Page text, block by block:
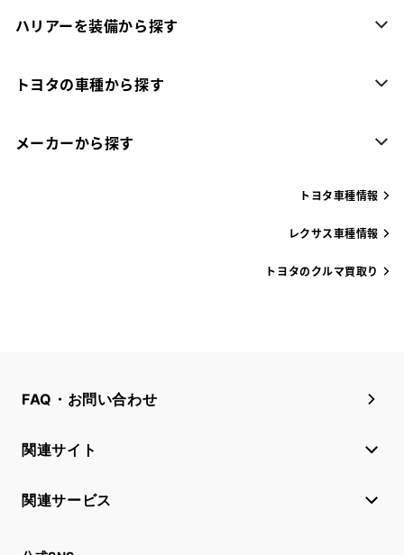
ハリアーを装備から探す
トヨタの車種から探す
メーカーから探す
トヨタ車種情報
レクサス車種情報
トヨタのクルマ買取り
FAQ・お問い合わせ
関連サイト
関連サービス